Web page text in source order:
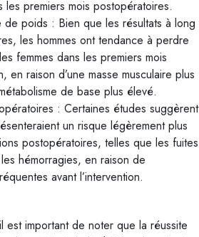
les premiers mois postopératoires.
de poids : Bien que les résultats à long
les hommes ont tendance à perdre
femmes dans les premiers mois
en raison d’une masse musculaire plus
de base plus élevé.
: Certaines études suggèrent
un risque légèrement plus
postopératoires, telles que les fuites
hémorragies, en raison de
avant l’intervention.
important de noter que la réussite